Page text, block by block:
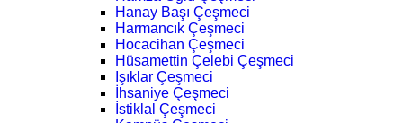
Hanay Başı Çeşmeci
Harmancık Çeşmeci
Hocacihan Çeşmeci
Hüsamettin Çelebi Çeşmeci
Işıklar Çeşmeci
İhsaniye Çeşmeci
İstiklal Çeşmeci